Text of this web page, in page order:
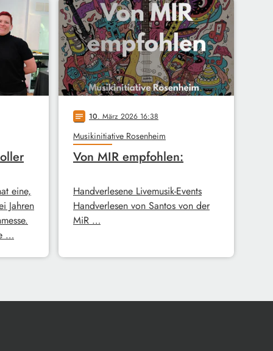
eine,
Jahren
…
notes 10. März 2026 16:38
Musikinitiative Rosenheim
Von MIR empfohlen:
Handverlesene Livemusik-Events
Handverlesen von Santos von der
MiR …